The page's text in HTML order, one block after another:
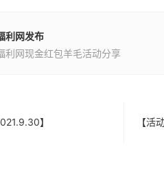
利网发布
利网现金红包羊毛活动分享
】
【活